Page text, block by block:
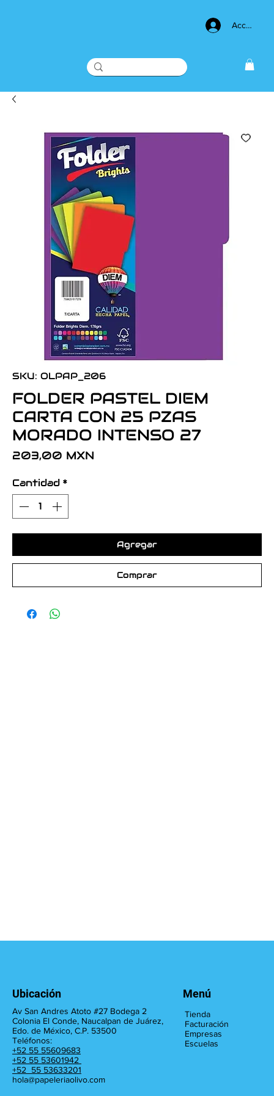
Acceso
SKU: OLPAP_206
FOLDER PASTEL DIEM
CARTA CON 25 PZAS
MORADO INTENSO 27
203,00 MXN
Cantidad *
Agregar
Comprar
Av San Andres Atoto #27 Bodega 2
Colonia El Conde, Naucalpan de Juárez,
Edo. de México, C.P. 53500
Teléfonos:
+52 55 55609683
+52 55 53601942
+52 55 53633201
hola@papeleriaolivo.com
Ubicación
Tienda
Facturación
Empresas
Escuelas
Menú